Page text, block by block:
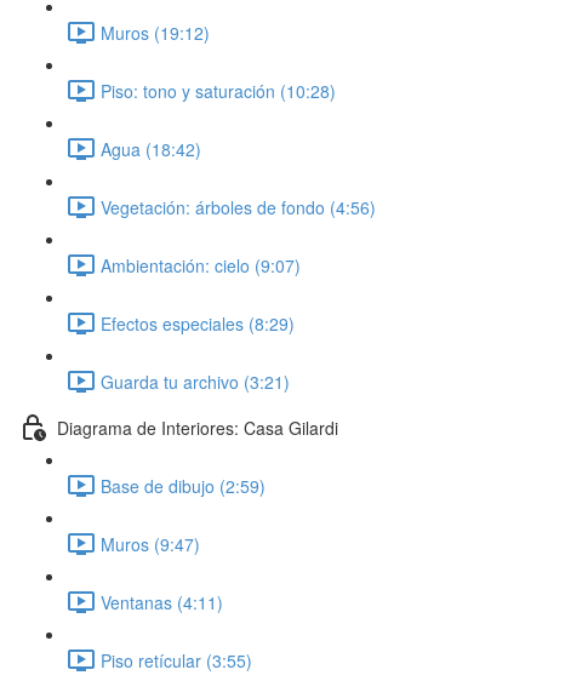
Muros (19:12)
Piso: tono y saturación (10:28)
Agua (18:42)
Vegetación: árboles de fondo (4:56)
Ambientación: cielo (9:07)
Efectos especiales (8:29)
Guarda tu archivo (3:21)
Diagrama de Interiores: Casa Gilardi
Base de dibujo (2:59)
Muros (9:47)
Ventanas (4:11)
Piso retícular (3:55)